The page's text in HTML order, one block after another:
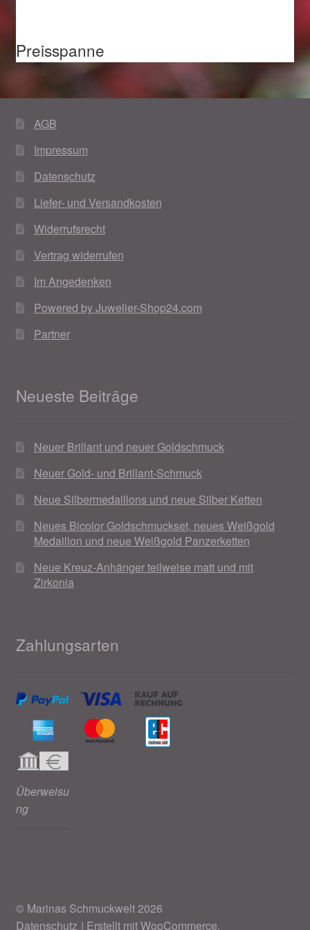
Valentinstag Geschenke
Warenkorb
Weihnachtsangebote 2015
Weihnachtsangebote 2016
Weihnachtsangebote 2017
Weihnachtsangebote 2019
Weihnachtsangebote 2021
Widerrufsrecht
Woocommerce Predictive Search
Preisspanne
AGB
Impressum
Datenschutz
Liefer- und Versandkosten
Widerrufsrecht
Vertrag widerrufen
Im Angedenken
Powered by Juwelier-Shop24.com
Partner
Neueste Beiträge
Neuer Brillant und neuer Goldschmuck
Neuer Gold- und Brillant-Schmuck
Neue Silbermedaillons und neue Silber Ketten
Neues Bicolor Goldschmuckset, neues Weißgold
Medaillon und neue Weißgold Panzerketten
Neue Kreuz-Anhänger teilweise matt und mit
Zirkonia
Zahlungsarten
Überweisu
ng
© Marinas Schmuckwelt 2026
Datenschutz
Erstellt mit WooCommerce.